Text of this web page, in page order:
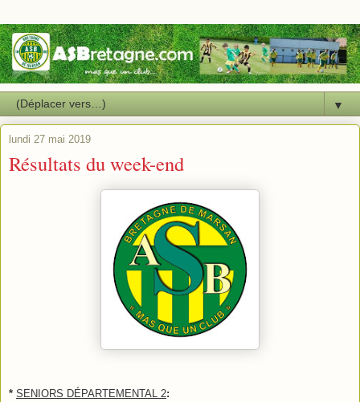
▼
lundi 27 mai 2019
Résultats du week-end
* SENIORS DÉPARTEMENTAL 2: